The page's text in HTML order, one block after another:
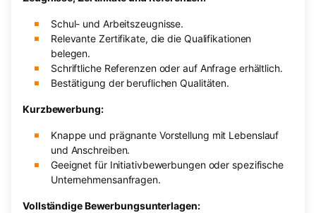
Schul- und Arbeitszeugnisse.
Relevante Zertifikate, die die Qualifikationen
belegen.
Schriftliche Referenzen oder auf Anfrage erhältlich.
Bestätigung der beruflichen Qualitäten.
Kurzbewerbung:
Knappe und prägnante Vorstellung mit Lebenslauf
und Anschreiben.
Geeignet für Initiativbewerbungen oder spezifische
Unternehmensanfragen.
Vollständige Bewerbungsunterlagen: